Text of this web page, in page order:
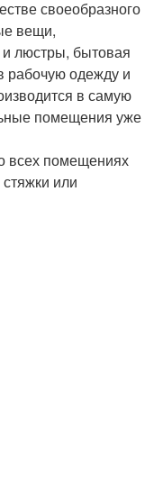
своеобразного
вещи,
и люстры, бытовая
рабочую одежду и
в самую
помещения уже
всех помещениях
или